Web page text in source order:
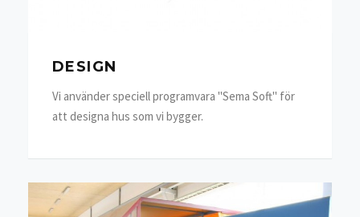
DESIGN
Vi använder speciell programvara "Sema Soft" för
att designa hus som vi bygger.